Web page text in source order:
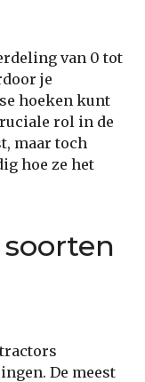
van 0 tot
je
hoeken kunt
rol in de
maar toch
hoe ze het
De meest